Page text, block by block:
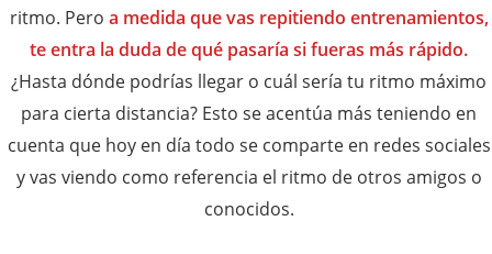
ritmo. Pero a medida que vas repitiendo entrenamientos,
te entra la duda de qué pasaría si fueras más rápido.
¿Hasta dónde podrías llegar o cuál sería tu ritmo máximo
para cierta distancia? Esto se acentúa más teniendo en
cuenta que hoy en día todo se comparte en redes sociales
y vas viendo como referencia el ritmo de otros amigos o
conocidos.